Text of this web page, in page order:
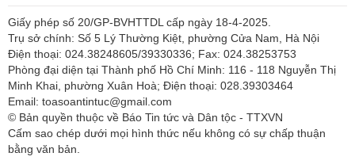
Giấy phép số 20/GP-BVHTTDL cấp ngày 18-4-2025.
Trụ sở chính: Số 5 Lý Thường Kiệt, phường Cửa Nam, Hà Nội
Điện thoại: 024.38248605/39330336; Fax: 024.38253753
Phòng đại diện tại Thành phố Hồ Chí Minh: 116 - 118 Nguyễn Thị
Minh Khai, phường Xuân Hoà; Điện thoại: 028.39303464
Email: toasoantintuc@gmail.com
© Bản quyền thuộc về Báo Tin tức và Dân tộc - TTXVN
Cấm sao chép dưới mọi hình thức nếu không có sự chấp thuận
bằng văn bản.